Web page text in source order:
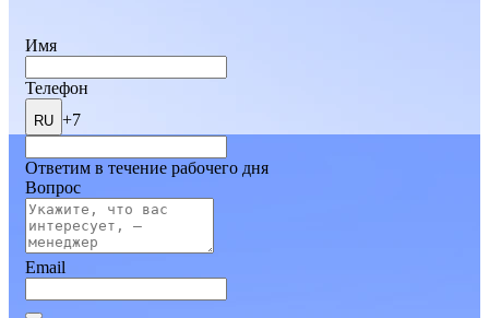
Имя
Телефон
RU +7
Ответим в течение рабочего дня
Вопрос
Email